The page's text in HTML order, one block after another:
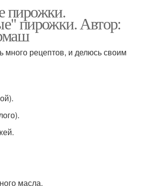
пирожки.
пирожки. Автор:
много рецептов, и делюсь своим
масла.